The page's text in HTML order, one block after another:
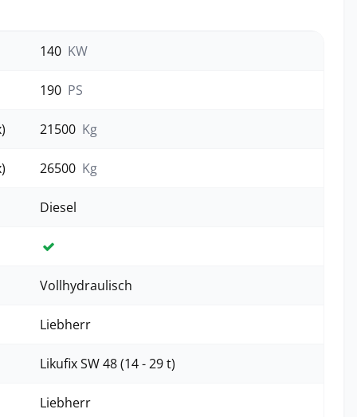
140 KW
190 PS
21500 Kg
26500 Kg
Diesel
Ja
Vollhydraulisch
Liebherr
Likufix SW 48 (14 - 29 t)
Liebherr